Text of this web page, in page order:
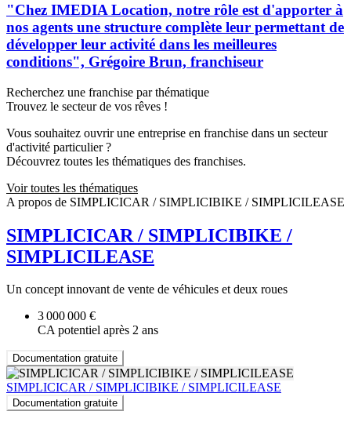
"Chez IMEDIA Location, notre rôle est d'apporter à
nos agents une structure complète leur permettant de
développer leur activité dans les meilleures
conditions", Grégoire Brun, franchiseur
Recherchez une franchise par thématique
Trouvez le secteur de vos rêves !
Vous souhaitez ouvrir une entreprise en franchise dans un secteur
d'activité particulier ?
Découvrez toutes les thématiques des franchises.
Voir toutes les thématiques
A propos de SIMPLICICAR / SIMPLICIBIKE / SIMPLICILEASE
SIMPLICICAR / SIMPLICIBIKE /
SIMPLICILEASE
Un concept innovant de vente de véhicules et deux roues
3 000 000 €
CA potentiel après 2 ans
Documentation gratuite
SIMPLICICAR / SIMPLICIBIKE / SIMPLICILEASE
Documentation gratuite